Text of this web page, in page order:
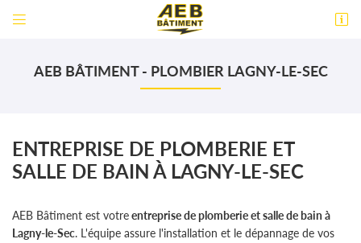
 
06 30 69 90 31
AEB BÂTIMENT - PLOMBIER LAGNY-LE-SEC
ENTREPRISE DE PLOMBERIE ET
SALLE DE BAIN À LAGNY-LE-SEC
AEB Bâtiment est votreentreprise de plomberie et salle de bain à
Lagny-le-Sec. L'équipe assure l'installation et le dépannage de vos